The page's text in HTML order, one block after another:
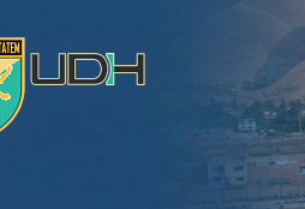
en